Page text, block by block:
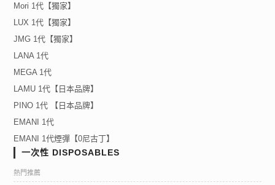
Mori 1代【獨家】
LUX 1代【獨家】
JMG 1代【獨家】
LANA 1代
MEGA 1代
LAMU 1代【日本品牌】
PINO 1代 【日本品牌】
EMANI 1代
EMANI 1代煙彈【0尼古丁】
一次性 DISPOSABLES
熱門推薦